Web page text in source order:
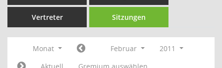
Vertreter Sitzungen
Monat Februar
2011